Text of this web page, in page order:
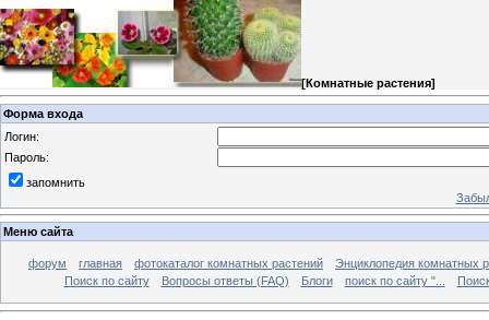
[Комнатные растения]
Форма входа
Логин:
Пароль:
запомнить
Меню сайта
форум главная фотокаталог комнатных растений
Энциклопедия комнатных
Поиск по сайту
Вопросы ответы (FAQ) Блоги поиск по сайту "...